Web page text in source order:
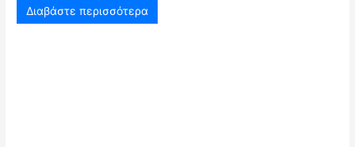
Διαβάστε περισσότερα